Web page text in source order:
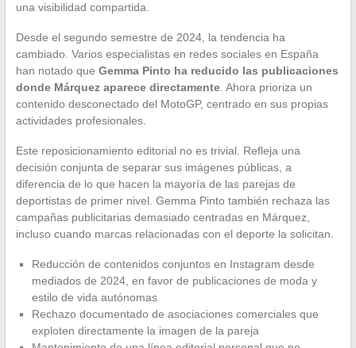
una visibilidad compartida.
Desde el segundo semestre de 2024, la tendencia ha
cambiado. Varios especialistas en redes sociales en España
han notado que Gemma Pinto ha reducido las publicaciones
donde Márquez aparece directamente. Ahora prioriza un
contenido desconectado del MotoGP, centrado en sus propias
actividades profesionales.
Este reposicionamiento editorial no es trivial. Refleja una
decisión conjunta de separar sus imágenes públicas, a
diferencia de lo que hacen la mayoría de las parejas de
deportistas de primer nivel. Gemma Pinto también rechaza las
campañas publicitarias demasiado centradas en Márquez,
incluso cuando marcas relacionadas con el deporte la solicitan.
Reducción de contenidos conjuntos en Instagram desde
mediados de 2024, en favor de publicaciones de moda y
estilo de vida autónomas
Rechazo documentado de asociaciones comerciales que
exploten directamente la imagen de la pareja